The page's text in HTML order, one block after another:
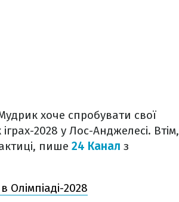
хоче спробувати свої
2028 у Лос-Анджелесі. Втім,
пише 24 Канал з
Олімпіаді-2028